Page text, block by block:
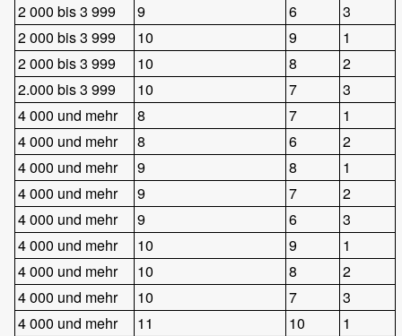
2 000 bis 3 999
9 6
3
2 000 bis 3 999
10 9
1
2 000 bis 3 999
10 8
2
2.000 bis 3 999
10 7
3
4 000 und mehr
8 7
1
4 000 und mehr
8 6
2
4 000 und mehr
9 8
1
4 000 und mehr
9 7
2
4 000 und mehr
9 6
3
4 000 und mehr
10 9
1
4 000 und mehr
10 8
2
4 000 und mehr
10 7
3
4 000 und mehr
11 10
1